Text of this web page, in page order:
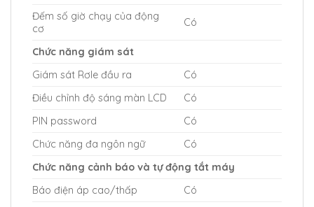
Đếm số giờ chạy của động
cơ
Có
Chức năng giám sát
Giám sát Rơle đầu ra
Có
Điều chỉnh độ sáng màn LCD
Có
PIN password
Có
Chức năng đa ngôn ngữ
Có
Chức năng cảnh báo và tự động tắt máy
Báo điện áp cao/thấp
Có